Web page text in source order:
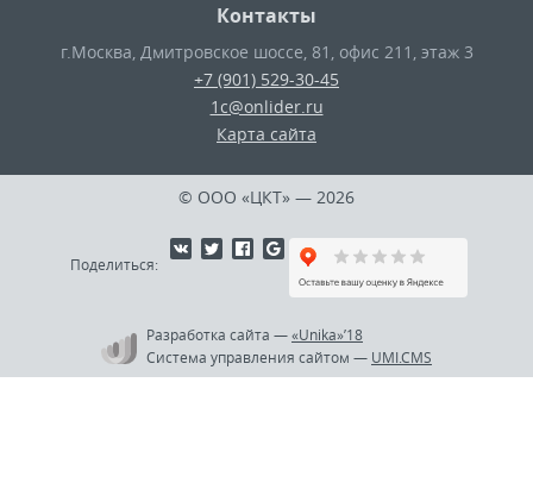
Контакты
г.Москва Дмитровское шоссе, 81, офис 211, этаж 3
+7 (901) 529-30-45
1c@onlider.ru
Карта сайта
© ООО «ЦКТ» — 2026
Поделиться:
Разработка сайта —«Unika»’18
Система управления сайтом — UMI.CMS